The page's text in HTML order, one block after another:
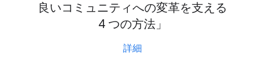
良い​コミュニティへの​変革を​支える
4 つの​方法」
詳細